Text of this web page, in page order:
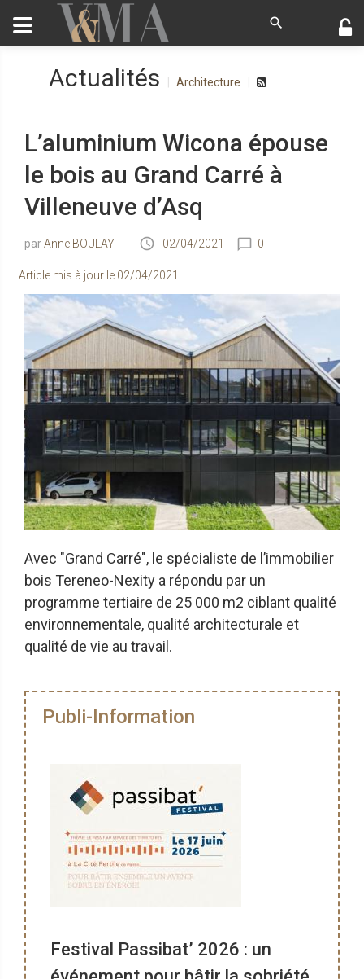
Actualités Architecture
L’aluminium Wicona épouse
le bois au Grand Carré à
Villeneuve d’Asq
Anne BOULAY 02/04/2021 0
Article mis à jour le 02/04/2021
Avec "Grand Carré", le spécialiste de l’immobilier
bois Tereneo-Nexity a répondu par un
programme tertiaire de 25 000 m2 ciblant qualité
environnementale, qualité architecturale et
qualité de vie au travail.
Publi-Information
Festival Passibat’ 2026 : un